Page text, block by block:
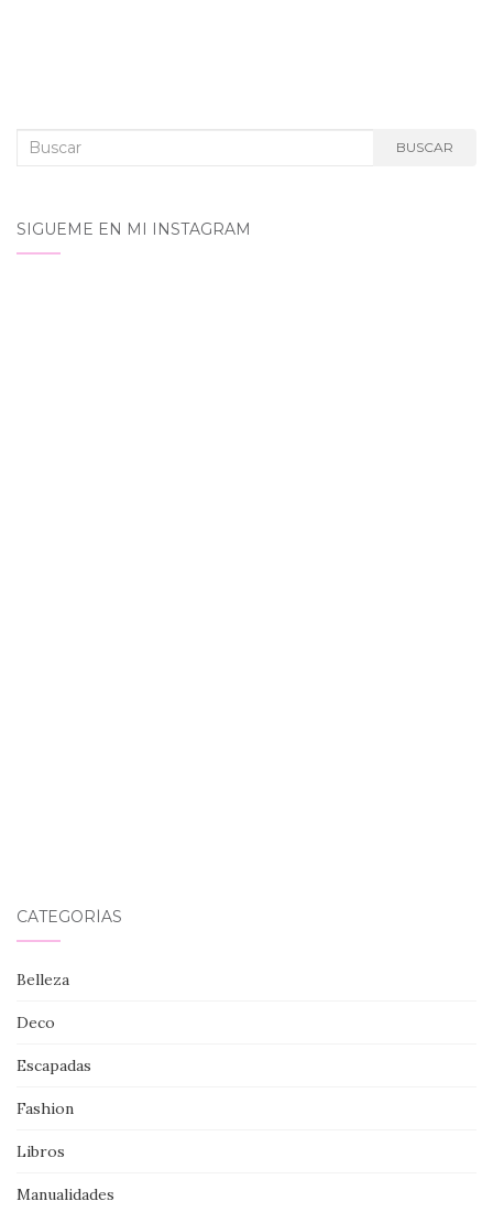
Buscar: BUSCAR
SIGUEME EN MI INSTAGRAM
CATEGORÍAS
Belleza
Deco
Escapadas
Fashion
Libros
Manualidades